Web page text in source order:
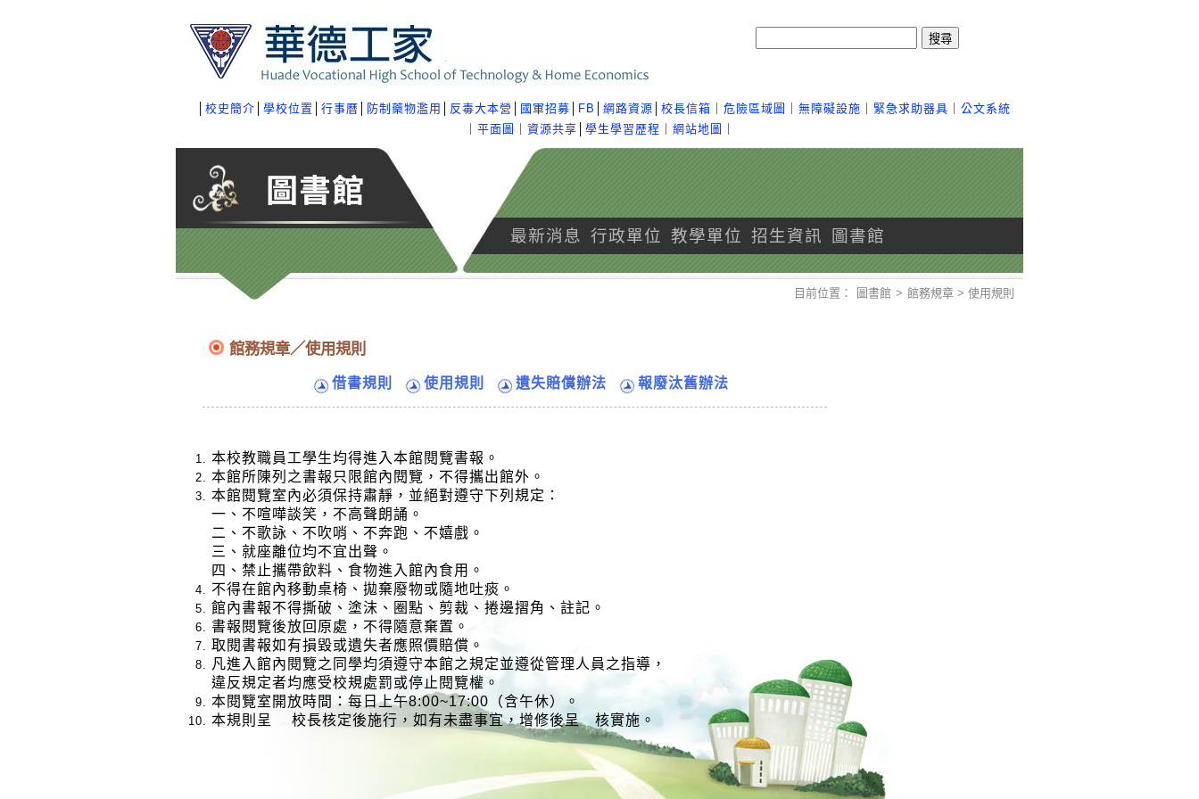
搜尋
校史簡介 學校位置 行事曆 防制藥物濫用 反毒大本營 國軍招募 FB 網路資源 校長信箱 危險區域圖 無障礙設施 緊急求助器具
公文系統
平面圖 資源共享 學生學習歷程 網站地圖
最新消息 行政單位 教學單位 招生資訊 圖書館
目前位置： 圖書館 > 館務規章 > 使用規則
館務規章／使用規則
借書規則 使用規則 遺失賠償辦法 報廢汰舊辦法
本校教職員工學生均得進入本館閱覽書報。
本館所陳列之書報只限館內閱覽，不得攜出館外。
本館閱覽室內必須保持肅靜，並絕對遵守下列規定：
一、 不喧嘩談笑，不高聲朗誦。
二、 不歌詠、不吹哨、不奔跑、不嬉戲。
三、 就座離位均不宜出聲。
四、 禁止攜帶飲料、食物進入館內食用。
不得在館內移動桌椅、拋棄廢物或隨地吐痰。
館內書報不得撕破、塗沫、圈點、剪裁、捲邊摺角、註記。
書報閱覽後放回原處，不得隨意棄置。
取閱書報如有損毀或遺失者應照價賠償。
凡進入館內閱覽之同學均須遵守本館之規定並遵從管理人員之指導，
違反規定者均應受校規處罰或停止閱覽權。
本閱覽室開放時間：每日上午8:00~17:00（含午休）。
本規則呈 校長核定後施行，如有未盡事宜，增修後呈 核實施。